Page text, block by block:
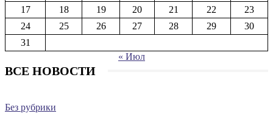
17
18 19 20 21 22
23
24
25 26 27 28 29
30
31
« Июл
ВСЕ НОВОСТИ
Без рубрики